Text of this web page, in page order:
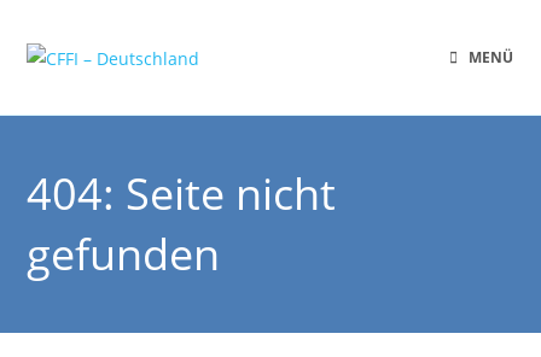
MENÜ
404: Seite nicht
gefunden